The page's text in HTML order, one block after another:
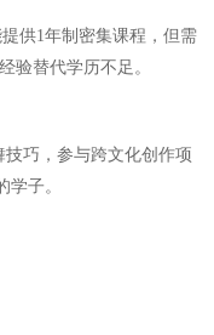
供1年制密集课程，但需
验替代学历不足。
巧，参与跨文化创作项
子。